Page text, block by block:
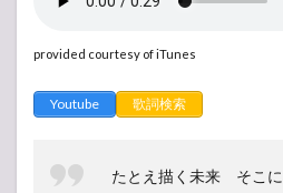
provided courtesy of iTunes
Youtube 歌詞検索
たとえ描く未来 そこ